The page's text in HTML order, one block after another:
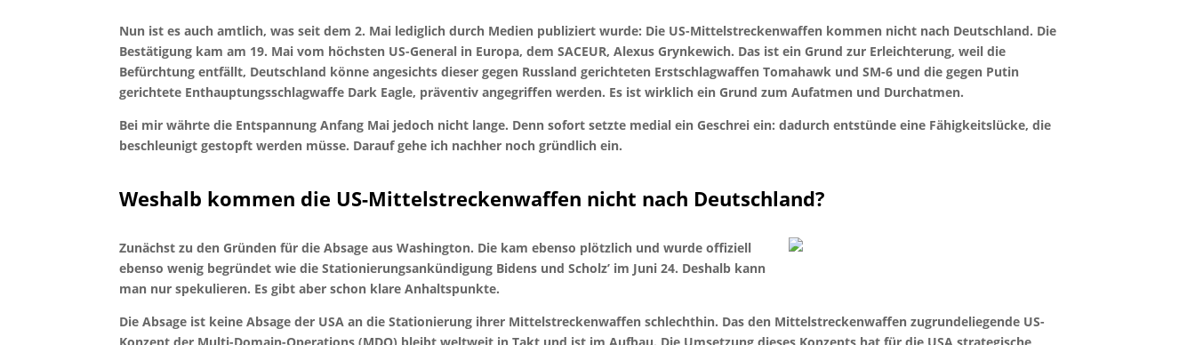
Nun ist es auch amtlich, was seit dem 2. Mai lediglich durch Medien publiziert wurde: Die US-Mittelstreckenwaffen kommen nicht nach Deutschland. Die
Bestätigung kam am 19. Mai vom höchsten US-General in Europa, dem SACEUR, Alexus Grynkewich. Das ist ein Grund zur Erleichterung, weil die
Befürchtung entfällt, Deutschland könne angesichts dieser gegen Russland gerichteten Erstschlagwaffen Tomahawk und SM-6 und die gegen Putin
gerichtete Enthauptungsschlagwaffe Dark Eagle, präventiv angegriffen werden. Es ist wirklich ein Grund zum Aufatmen und Durchatmen.
Bei mir währte die Entspannung Anfang Mai jedoch nicht lange. Denn sofort setzte medial ein Geschrei ein: dadurch entstünde eine Fähigkeitslücke, die
beschleunigt gestopft werden müsse. Darauf gehe ich nachher noch gründlich ein.
Weshalb kommen die US-Mittelstreckenwaffen nicht nach Deutschland?
Zunächst zu den Gründen für die Absage aus Washington. Die kam ebenso plötzlich und wurde offiziell
ebenso wenig begründet wie die Stationierungsankündigung Bidens und Scholz’ im Juni 24. Deshalb kann
man nur spekulieren. Es gibt aber schon klare Anhaltspunkte.
Die Absage ist keine Absage der USA an die Stationierung ihrer Mittelstreckenwaffen schlechthin. Das den Mittelstreckenwaffen zugrundeliegende US-